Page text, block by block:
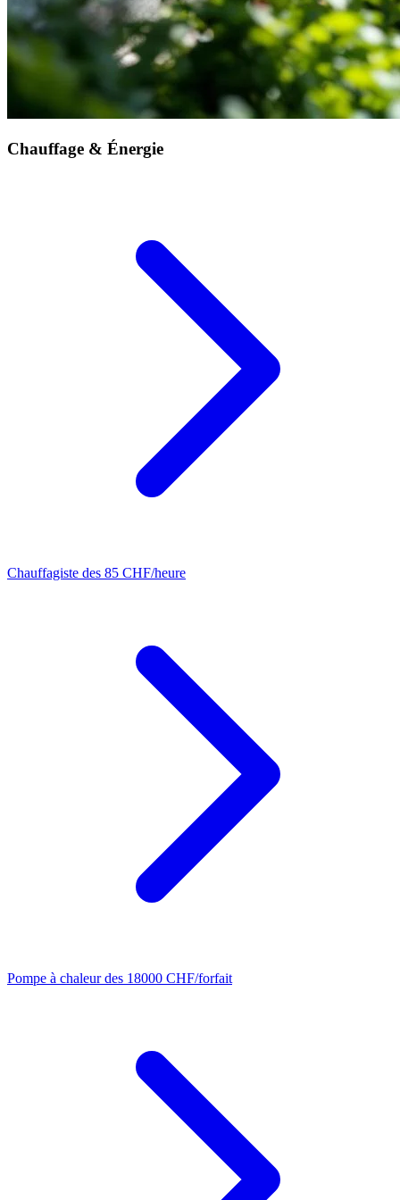
Chauffage & Énergie
Chauffagiste des 85 CHF/heure
Pompe à chaleur des 18000 CHF/forfait